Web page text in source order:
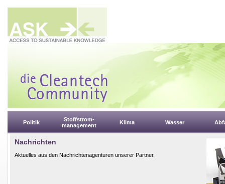
Politik
Stoffstrom-
management
Klima Wasser
Nachrichten
Aktuelles aus den Nachrichtenagenturen unserer Partner.